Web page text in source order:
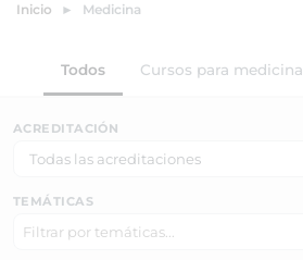
Inicio Medicina
Todos Cursos para medicina
ACREDITACIÓN
TEMÁTICAS